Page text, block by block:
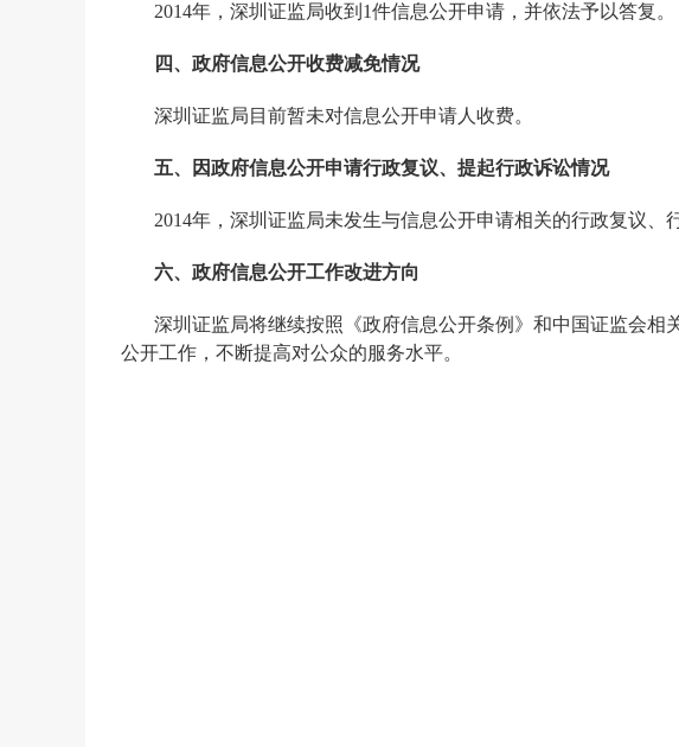
2014年，深圳证监局收到 1件信息公开申请，并依法予以答复。
四、政府信息公开收费减免情况
深圳证监局目前暂未对信息公开申请人收费。
五、因政府信息公开申请行政复议、提起行政诉讼情况
2014年，深圳证监局未发生与信息公开申请相关的行政复议、
六、政府信息公开工作改进方向
深圳证监局将继续按照《政府信息公开条例》和中国证监会
公开工作，不断提高对公众的服务水平。